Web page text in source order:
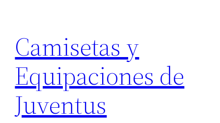
contenido
Camisetas y
Equipaciones de
Juventus